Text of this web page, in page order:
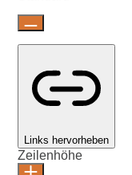
Links hervorheben
Zeilenhöhe